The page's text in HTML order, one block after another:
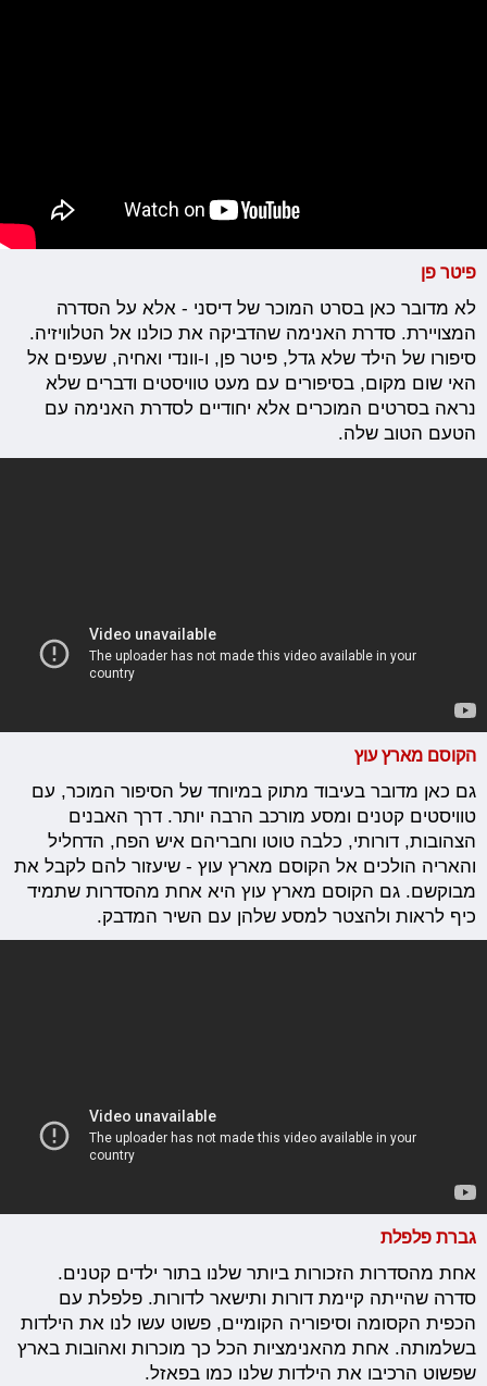
פיטר פן
לא מדובר כאן בסרט המוכר של דיסני - אלא על הסדרה
המצויירת. סדרת האנימה שהדביקה את כולנו אל הטלוויזיה.
סיפורו של הילד שלא גדל, פיטר פן, ו-וונדי ואחיה, שעפים אל
האי שום מקום, בסיפורים עם מעט טוויסטים ודברים שלא
נראה בסרטים המוכרים אלא יחודיים לסדרת האנימה עם
הטעם הטוב שלה.
הקוסם מארץ עוץ
גם כאן מדובר בעיבוד מתוק במיוחד של הסיפור המוכר, עם
טוויסטים קטנים ומסע מורכב הרבה יותר. דרך האבנים
הצהובות, דורותי, כלבה טוטו וחבריהם איש הפח, הדחליל
והאריה הולכים אל הקוסם מארץ עוץ - שיעזור להם לקבל את
מבוקשם. גם הקוסם מארץ עוץ היא אחת מהסדרות שתמיד
כיף לראות ולהצטר למסע שלהן עם השיר המדבק.
גברת פלפלת
אחת מהסדרות הזכורות ביותר שלנו בתור ילדים קטנים.
סדרה שהייתה קיימת דורות ותישאר לדורות. פלפלת עם
הכפית הקסומה וסיפוריה הקומיים, פשוט עשו לנו את הילדות
בשלמותה. אחת מהאנימציות הכל כך מוכרות ואהובות בארץ
שפשוט הרכיבו את הילדות שלנו כמו בפאזל.